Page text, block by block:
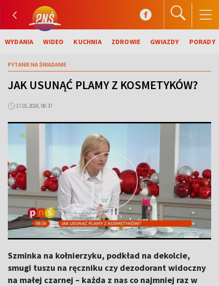
WYDANIA WIDEO KUCHNIA ZDROWIE GWIAZDY PORADY
PYTANIE NA ŚNIADANIE
JAK USUNĄĆ PLAMY Z KOSMETYKÓW?
17.01.2018, 08:37
Szminka na kołnierzyku, podkład na dekolcie,
smugi tuszu na ręczniku czy dezodorant widoczny
na małej czarnej – każda z nas co najmniej raz w